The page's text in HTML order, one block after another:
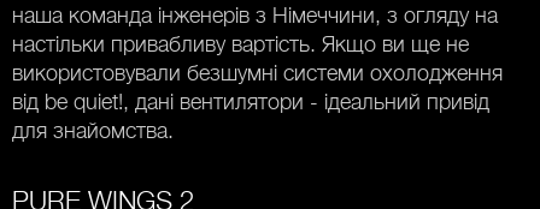
наша команда інженерів з Німеччини, з огляду на
настільки привабливу вартість. Якщо ви ще не
використовували безшумні системи охолодження
від be quiet!, дані вентилятори - ідеальний привід
для знайомства.
PURE WINGS 2